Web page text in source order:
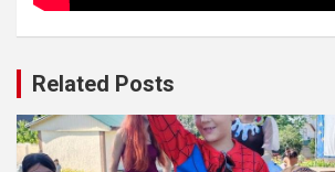
Related Posts